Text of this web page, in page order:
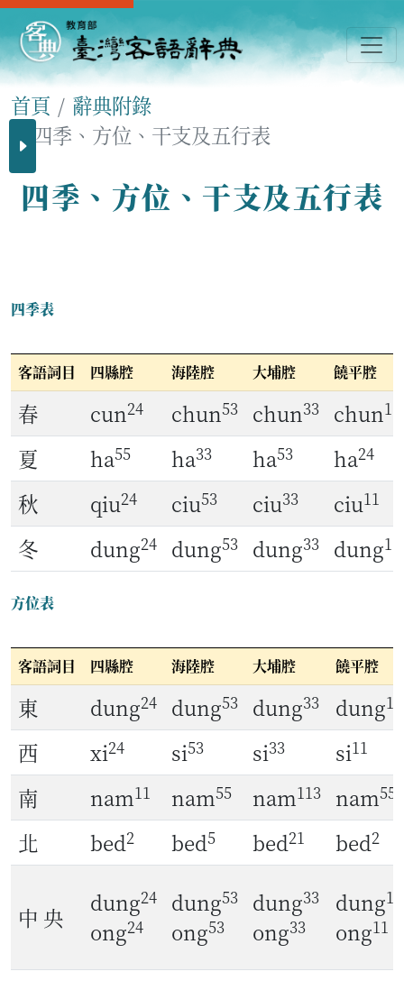
首頁
辭典附錄
四季、方位、干支及五行表
四季、方位、干支及五行表
四季表
客語詞目 四縣腔 海陸腔 大埔腔 饒平腔
春 cun24 chun53 chun33 chun11
夏 ha55 ha33 ha53 ha24
秋 qiu24 ciu53 ciu33 ciu11
冬 dung24 dung53 dung33 dung11
方位表
客語詞目 四縣腔 海陸腔 大埔腔 饒平腔
東 dung24 dung53 dung33 dung11
西 xi24 si53 si33 si11
南 nam11 nam55 nam113 nam55
北 bed2 bed5 bed21 bed2
中 央
dung24
ong24
dung53
ong53
dung33
ong33
dung11
ong11